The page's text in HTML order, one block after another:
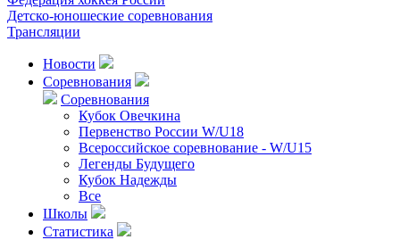
Детско-юношеские соревнования
Трансляции
Новости
Соревнования
Соревнования
Кубок Овечкина
Первенство России W/U18
Всероссийское соревнование - W/U15
Легенды Будущего
Кубок Надежды
Все
Школы
Статистика